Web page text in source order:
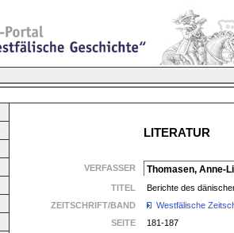
LITERATUR
VERFASSER Thomasen, Anne-
TITEL
Berichte des
ZEITSCHRIFT/BAND
Westfälische
SEITE
181-187